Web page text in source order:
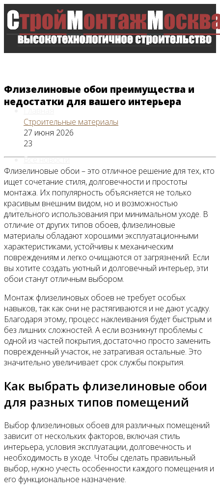
Все новости
Видео
Флизелиновые обои преимущества и
недостатки для вашего интерьера
Строительные материалы
27 июня 2026
23
Флизелиновые обои – это отличное решение для тех, кто
ищет сочетание стиля, долговечности и простоты
монтажа. Их популярность объясняется не только
красивым внешним видом, но и возможностью
длительного использования при минимальном уходе. В
отличие от других типов обоев, флизелиновые
материалы обладают хорошими эксплуатационными
характеристиками, устойчивы к механическим
повреждениям и легко очищаются от загрязнений. Если
вы хотите создать уютный и долговечный интерьер, эти
обои станут отличным выбором.
Монтаж флизелиновых обоев не требует особых
навыков, так как они не растягиваются и не дают усадку.
Благодаря этому, процесс наклеивания будет быстрым и
без лишних сложностей. А если возникнут проблемы с
одной из частей покрытия, достаточно просто заменить
поврежденный участок, не затрагивая остальные. Это
значительно увеличивает срок службы покрытия.
Как выбрать флизелиновые обои
для разных типов помещений
Выбор флизелиновых обоев для различных помещений
зависит от нескольких факторов, включая стиль
интерьера, условия эксплуатации, долговечность и
необходимость в уходе. Чтобы сделать правильный
выбор, нужно учесть особенности каждого помещения и
его функциональное назначение.